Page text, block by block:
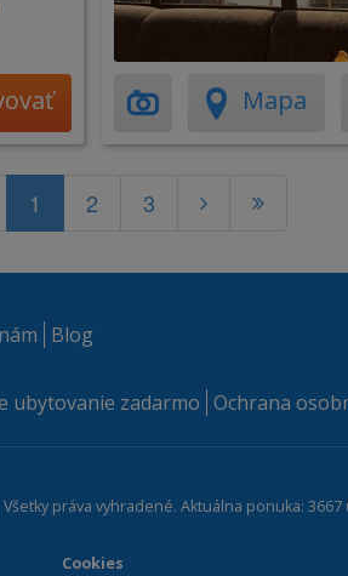
Mapa
1 2 3
Blog
ubytovanie zadarmo Ochrana
práva vyhradené. Aktuálna ponuka: 3667
Cookies